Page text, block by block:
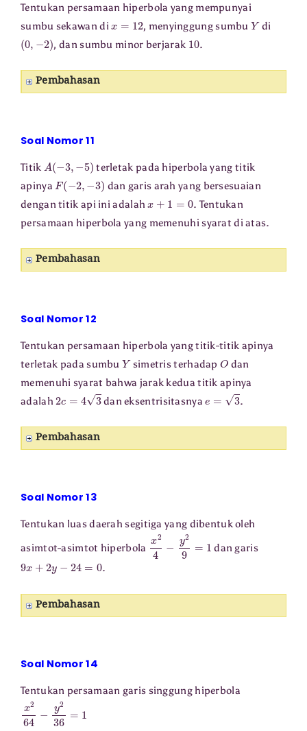
Tentukan persamaan hiperbola yang mempunyai
sumbu sekawan di
, menyinggung sumbuY di
(0 2) , dan sumbu minor berjarak 10.
Pembahasan
Soal Nomor 11
Titik A(− 3, )
terletak pada hiperbola yang titik
apinya F(− ,−
dan garis arah yang bersesuaian
dengan titik api ini adalah
=
. Tentukan
persamaan hiperbola yang memenuhi syarat di atas.
Pembahasan
Soal Nomor 12
Tentukan persamaan hiperbola yang titik-titik apinya
terletak pada sumbuY simetris terhadap O dan
memenuhi syarat bahwa jarak kedua titik apinya
adalah2 3 dan eksentrisitasnya .
Pembahasan
Soal Nomor 13
Tentukan luas daerah segitiga yang dibentuk oleh
asimtot-asimtot hiperbola x24 29 dan garis
9 + y = 0 .
Pembahasan
Soal Nomor 14
Tentukan persamaan garis singgung hiperbola
x264 y236 1